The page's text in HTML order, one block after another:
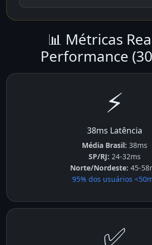
📊 Métricas
Performance
⚡
38ms Latência
Média Brasil: 38ms
SP/RJ: 24-32ms
Norte/Nordeste: 45-
95% dos usuários
✅